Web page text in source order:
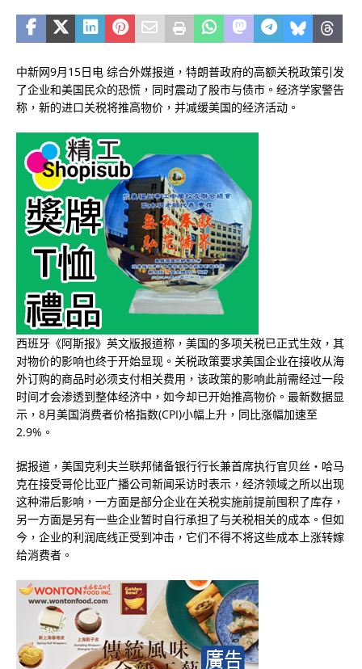
中新网9月15日电 综合外媒报道，特朗普政府的高额关税政策引发
了企业和美国民众的恐慌，同时震动了股市与债市。经济学家警告
称，新的进口关税将推高物价，并减缓美国的经济活动。
西班牙《阿斯报》英文版报道称，美国的多项关税已正式生效，其
对物价的影响也终于开始显现。关税政策要求美国企业在接收从海
外订购的商品时必须支付相关费用，该政策的影响此前需经过一段
时间才会渗透到整体经济中，如今却已开始推高物价。最新数据显
示，8月美国消费者价格指数(CPI)小幅上升，同比涨幅加速至
2.9%。
据报道，美国克利夫兰联邦储备银行行长兼首席执行官贝丝・哈马
克在接受哥伦比亚广播公司新闻采访时表示，经济领域之所以出现
这种滞后影响，一方面是部分企业在关税实施前提前囤积了库存，
另一方面是另有一些企业暂时自行承担了与关税相关的成本。但如
今，企业的利润底线正受到冲击，它们不得不将这些成本上涨转嫁
给消费者。